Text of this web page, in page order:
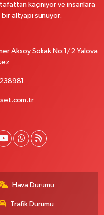
kaçınıyor ve insanlara
altyapı sunuyor.
Aksoy Sokak No:1/2 Yalova
Hava Durumu
Trafik Durumu